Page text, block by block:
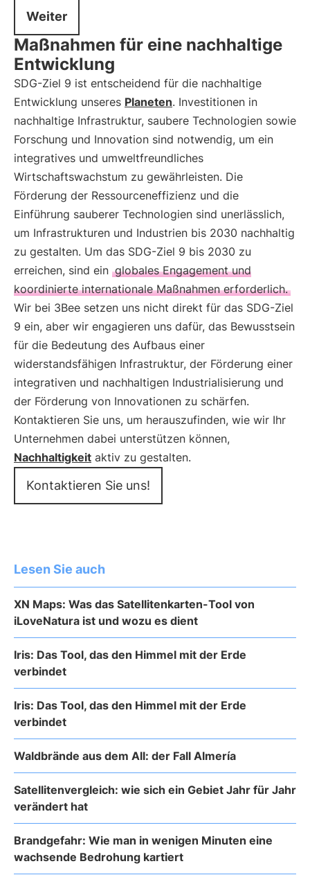
Weiter
Maßnahmen für eine nachhaltige
Entwicklung
SDG-Ziel 9 ist entscheidend für die nachhaltige
Entwicklung unseres Planeten. Investitionen in
nachhaltige Infrastruktur, saubere Technologien sowie
Forschung und Innovation sind notwendig, um ein
integratives und umweltfreundliches
Wirtschaftswachstum zu gewährleisten. Die
Förderung der Ressourceneffizienz und die
Einführung sauberer Technologien sind unerlässlich,
um Infrastrukturen und Industrien bis 2030 nachhaltig
zu gestalten. Um das SDG-Ziel 9 bis 2030 zu
erreichen, sind ein globales Engagement und
koordinierte internationale Maßnahmen erforderlich.
Wir bei 3Bee setzen uns nicht direkt für das SDG-Ziel
9 ein, aber wir engagieren uns dafür, das Bewusstsein
für die Bedeutung des Aufbaus einer
widerstandsfähigen Infrastruktur, der Förderung einer
integrativen und nachhaltigen Industrialisierung und
der Förderung von Innovationen zu schärfen.
Kontaktieren Sie uns, um herauszufinden, wie wir Ihr
Unternehmen dabei unterstützen können,
Nachhaltigkeit aktiv zu gestalten.
Kontaktieren Sie uns!
Lesen Sie auch
XN Maps: Was das Satellitenkarten-Tool von
iLoveNatura ist und wozu es dient
Iris: Das Tool, das den Himmel mit der Erde
verbindet
Iris: Das Tool, das den Himmel mit der Erde
verbindet
Waldbrände aus dem All: der Fall Almería
Satellitenvergleich: wie sich ein Gebiet Jahr für Jahr
verändert hat
Brandgefahr: Wie man in wenigen Minuten eine
wachsende Bedrohung kartiert